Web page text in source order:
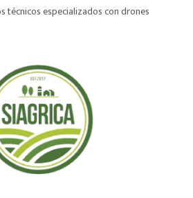
técnicos especializados con drones